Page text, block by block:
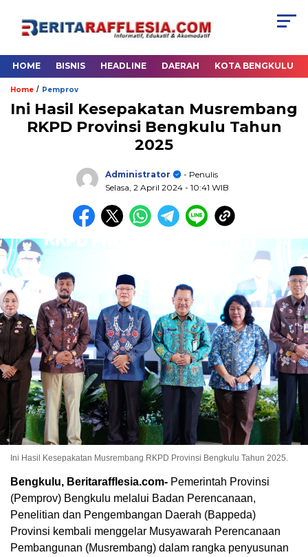
HOME BISNIS HEADLINE DAERAH KOTA BENGKULU
Home / Pemprov
Ini Hasil Kesepakatan Musrembang
RKPD Provinsi Bengkulu Tahun
2025
Administrator
- Penulis
Selasa, 2 April 2024 - 10:41 WIB
Ini Hasil Kesepakatan Musrembang RKPD Provinsi Bengkulu Tahun 2025.
Bengkulu, Beritarafflesia.com- Pemerintah Provinsi
(Pemprov) Bengkulu melalui Badan Perencanaan,
Penelitian dan Pengembangan Daerah (Bappeda)
Provinsi kembali menggelar Musyawarah Perencanaan
Pembangunan (Musrembang) dalam rangka penyusunan